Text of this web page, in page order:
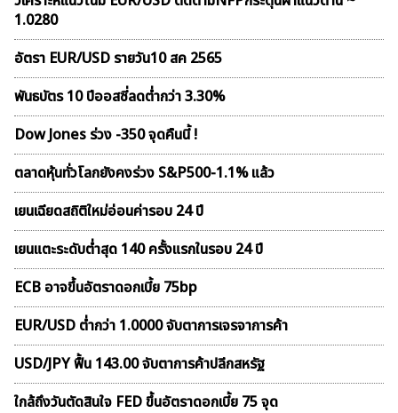
1.0280
อัตรา EUR/USD รายวัน10 สค 2565
พันธบัตร 10 ปีออสซี่ลดต่ำกว่า 3.30%
Dow Jones ร่วง -350 จุดคืนนี้ !
ตลาดหุ้นทั่วโลกยังคงร่วง S&P500-1.1% แล้ว
เยนเฉียดสถิติใหม่อ่อนค่ารอบ 24 ปี
เยนแตะระดับต่ำสุด 140 ครั้งแรกในรอบ 24 ปี
ECB อาจขึ้นอัตราดอกเบี้ย 75bp
EUR/USD ต่ำกว่า 1.0000 จับตาการเจรจาการค้า
USD/JPY ฟื้น 143.00 จับตาการค้าปลีกสหรัฐ
ใกล้ถึงวันตัดสินใจ FED ขึ้นอัตราดอกเบี้ย 75 จุด